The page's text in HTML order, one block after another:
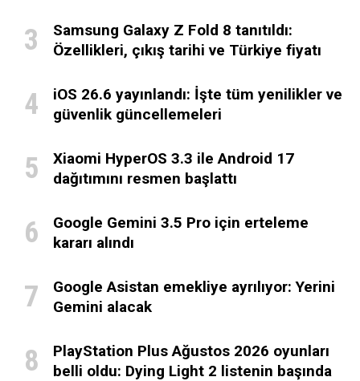
Samsung Galaxy Z Fold 8 tanıtıldı:
Özellikleri, çıkış tarihi ve Türkiye fiyatı
iOS 26.6 yayınlandı: İşte tüm yenilikler ve
güvenlik güncellemeleri
Xiaomi HyperOS 3.3 ile Android 17
dağıtımını resmen başlattı
Google Gemini 3.5 Pro için erteleme
kararı alındı
Google Asistan emekliye ayrılıyor: Yerini
Gemini alacak
PlayStation Plus Ağustos 2026 oyunları
belli oldu: Dying Light 2 listenin başında